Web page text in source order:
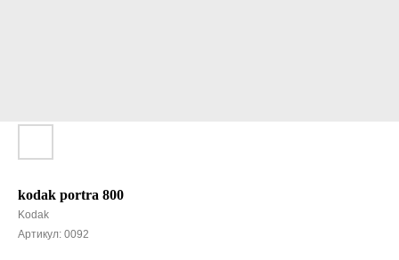
kodak portra 800
Kodak
Артикул: 0092